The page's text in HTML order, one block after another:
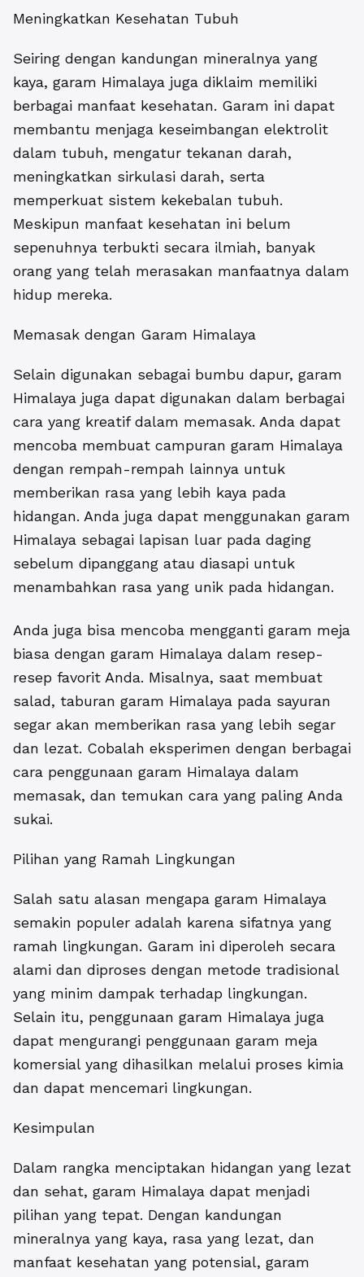
Meningkatkan Kesehatan Tubuh
Seiring dengan kandungan mineralnya yang
kaya, garam Himalaya juga diklaim memiliki
berbagai manfaat kesehatan. Garam ini dapat
membantu menjaga keseimbangan elektrolit
dalam tubuh, mengatur tekanan darah,
meningkatkan sirkulasi darah, serta
memperkuat sistem kekebalan tubuh.
Meskipun manfaat kesehatan ini belum
sepenuhnya terbukti secara ilmiah, banyak
orang yang telah merasakan manfaatnya dalam
hidup mereka.
Memasak dengan Garam Himalaya
Selain digunakan sebagai bumbu dapur, garam
Himalaya juga dapat digunakan dalam berbagai
cara yang kreatif dalam memasak. Anda dapat
mencoba membuat campuran garam Himalaya
dengan rempah-rempah lainnya untuk
memberikan rasa yang lebih kaya pada
hidangan. Anda juga dapat menggunakan garam
Himalaya sebagai lapisan luar pada daging
sebelum dipanggang atau diasapi untuk
menambahkan rasa yang unik pada hidangan.
Anda juga bisa mencoba mengganti garam meja
biasa dengan garam Himalaya dalam resep-
resep favorit Anda. Misalnya, saat membuat
salad, taburan garam Himalaya pada sayuran
segar akan memberikan rasa yang lebih segar
dan lezat. Cobalah eksperimen dengan berbagai
cara penggunaan garam Himalaya dalam
memasak, dan temukan cara yang paling Anda
sukai.
Pilihan yang Ramah Lingkungan
Salah satu alasan mengapa garam Himalaya
semakin populer adalah karena sifatnya yang
ramah lingkungan. Garam ini diperoleh secara
alami dan diproses dengan metode tradisional
yang minim dampak terhadap lingkungan.
Selain itu, penggunaan garam Himalaya juga
dapat mengurangi penggunaan garam meja
komersial yang dihasilkan melalui proses kimia
dan dapat mencemari lingkungan.
Kesimpulan
Dalam rangka menciptakan hidangan yang lezat
dan sehat, garam Himalaya dapat menjadi
pilihan yang tepat. Dengan kandungan
mineralnya yang kaya, rasa yang lezat, dan
manfaat kesehatan yang potensial, garam